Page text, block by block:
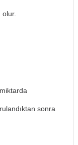
olur.
sonra